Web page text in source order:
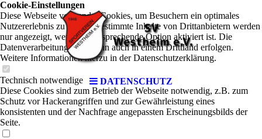
DATENSCHUTZ
Cookie-Einstellungen
Diese Webseite verwendet Cookies, um Besuchern ein optimales
Nutzererlebnis zu bieten. Bestimmte Inhalte von Drittanbietern werden
nur angezeigt, wenn die entsprechende Option aktiviert ist. Die
Datenverarbeitung kann dann auch in einem Drittland erfolgen.
Weitere Informationen hierzu in der Datenschutzerklärung.
Technisch notwendige
Diese Cookies sind zum Betrieb der Webseite notwendig, z.B. zum
Schutz vor Hackerangriffen und zur Gewährleistung eines
konsistenten und der Nachfrage angepassten Erscheinungsbilds der
Seite.